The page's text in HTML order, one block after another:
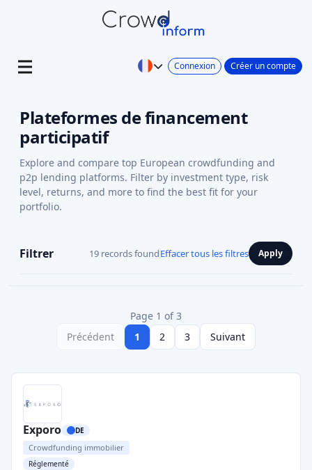
Connexion Créer un compte
Plateformes de financement
participatif
Explore and compare top European crowdfunding and
p2p lending platforms. Filter by investment type, risk
level, returns, and more to find the best fit for your
portfolio.
Filtrer 19 records foundEffacer tous les filtres Apply
Page 1 of 3
Précédent
1 2 3 Suivant
Exporo DE
Crowdfunding immobilier
Réglementé